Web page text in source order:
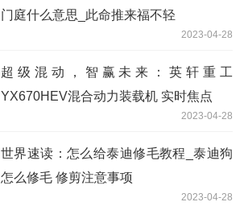
门庭什么意思_此命推来福不轻
2023-04-28
超级混动，智赢未来：英轩重工
YX670HEV混合动力装载机 实时焦点
2023-04-28
世界速读：怎么给泰迪修毛教程_泰迪狗
怎么修毛 修剪注意事项
2023-04-28